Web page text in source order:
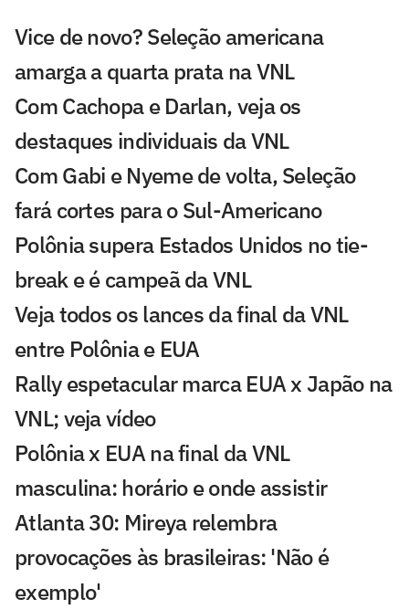
Vice de novo? Seleção americana
amarga a quarta prata na VNL
Com Cachopa e Darlan, veja os
destaques individuais da VNL
Com Gabi e Nyeme de volta, Seleção
fará cortes para o Sul-Americano
Polônia supera Estados Unidos no tie-
break e é campeã da VNL
Veja todos os lances da final da VNL
entre Polônia e EUA
Rally espetacular marca EUA x Japão na
VNL; veja vídeo
Polônia x EUA na final da VNL
masculina: horário e onde assistir
Atlanta 30: Mireya relembra
provocações às brasileiras: 'Não é
exemplo'